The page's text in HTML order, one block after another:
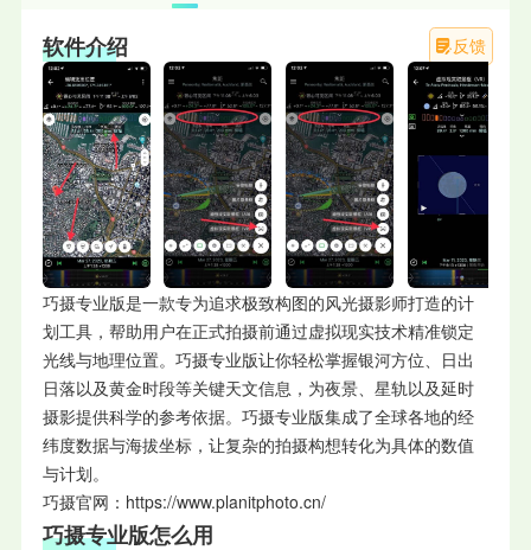
反馈
软件介绍
巧摄专业版是一款专为追求极致构图的风光摄影师打造的计
划工具，帮助用户在正式拍摄前通过虚拟现实技术精准锁定
光线与地理位置。巧摄专业版让你轻松掌握银河方位、日出
日落以及黄金时段等关键天文信息，为夜景、星轨以及延时
摄影提供科学的参考依据。巧摄专业版集成了全球各地的经
纬度数据与海拔坐标，让复杂的拍摄构想转化为具体的数值
与计划。
巧摄官网：https://www.planitphoto.cn/
巧摄专业版怎么用